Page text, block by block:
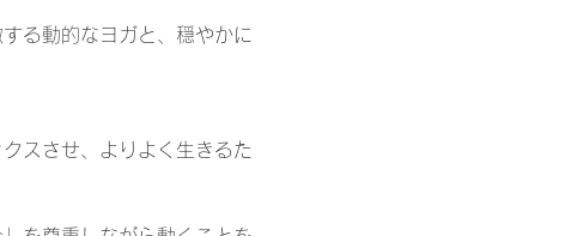
る動的なヨガと、穏やかに
スさせ、よりよく生きるた